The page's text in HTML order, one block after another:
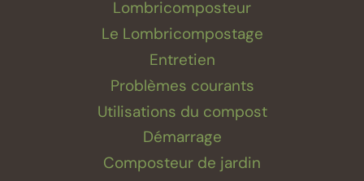
Lombricomposteur
Le Lombricompostage
Entretien
Problèmes courants
Utilisations du compost
Démarrage
Composteur de jardin